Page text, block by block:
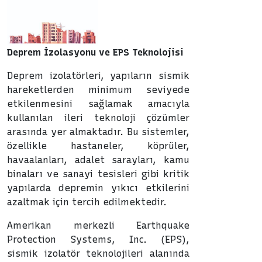
Deprem İzolasyonu ve EPS Teknolojisi
Deprem izolatörleri, yapıların sismik
hareketlerden minimum seviyede
etkilenmesini sağlamak amacıyla
kullanılan ileri teknoloji çözümler
arasında yer almaktadır. Bu sistemler,
özellikle hastaneler, köprüler,
havaalanları, adalet sarayları, kamu
binaları ve sanayi tesisleri gibi kritik
yapılarda depremin yıkıcı etkilerini
azaltmak için tercih edilmektedir.
Amerikan merkezli Earthquake
Protection Systems, Inc. (EPS),
sismik izolatör teknolojileri alanında